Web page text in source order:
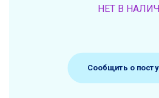
НЕТ В
Сообщить о